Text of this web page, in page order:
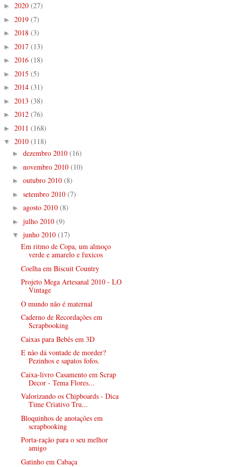
► 2020 (27)
► 2019 (7)
► 2018 (3)
► 2017 (13)
► 2016 (18)
► 2015 (5)
► 2014 (31)
► 2013 (38)
► 2012 (76)
► 2011 (168)
▼ 2010 (118)
► dezembro 2010 (16)
► novembro 2010 (10)
► outubro 2010 (8)
► setembro 2010 (7)
► agosto 2010 (8)
► julho 2010 (9)
▼ junho 2010 (17)
Em ritmo de Copa, um almoço
verde e amarelo e fuxicos
Coelha em Biscuit Country
Projeto Mega Artesanal 2010 - LO
Vintage
O mundo não é maternal
Caderno de Recordações em
Scrapbooking
Caixas para Bebês em 3D
E não dá vontade de morder?
Pezinhos e sapatos fofos.
Caixa-livro Casamento em Scrap
Decor - Tema Flores...
Valorizando os Chipboards - Dica
Time Criativo Tru...
Bloquinhos de anotações em
scrapbooking
Porta-ração para o seu melhor
amigo
Gatinho em Cabaça